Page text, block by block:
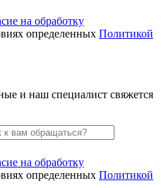
на обработку
определенных Политикой
и наш специалист свяжется
на обработку
определенных Политикой